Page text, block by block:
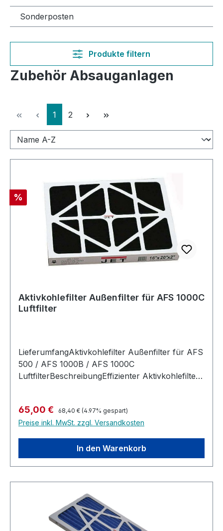
Sonderposten
Produkte filtern
Zubehör Absauganlagen
Seite
1 Seite
2
Rabatt
%
Aktivkohlefilter Außenfilter für AFS 1000C
Luftfilter
LieferumfangAktivkohlefilter Außenfilter für AFS
500 / AFS 1000B / AFS 1000C
LuftfilterBeschreibungEffizienter Aktivkohlefilter,
Gerüche aus der Luft filtern kann. Kompatibel mit
JET AFS 500 / AFS-1000B und AFS1000-C hilft
bei störenden Gerüchen
Verkaufspreis:
65,00 € Regulärer Preis:
68,40 € (4.97% gespart)
Preise inkl. MwSt. zzgl. Versandkosten
In den Warenkorb